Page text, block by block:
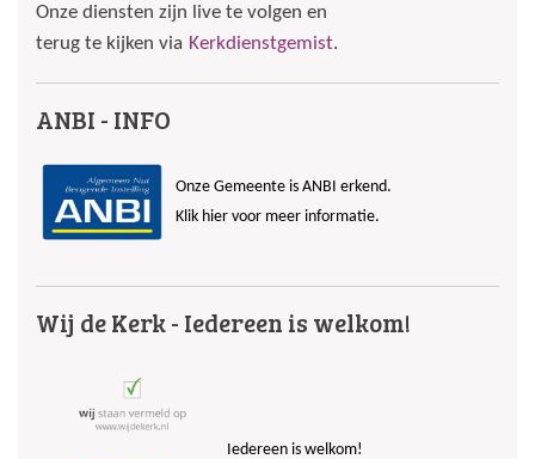
Onze diensten zijn live te volgen en
terug te kijken via Kerkdienstgemist.
ANBI - INFO
Onze Gemeente is ANBI erkend.
Klik hier voor meer informatie.
Wij de Kerk - Iedereen is welkom!
Iedereen is welkom!